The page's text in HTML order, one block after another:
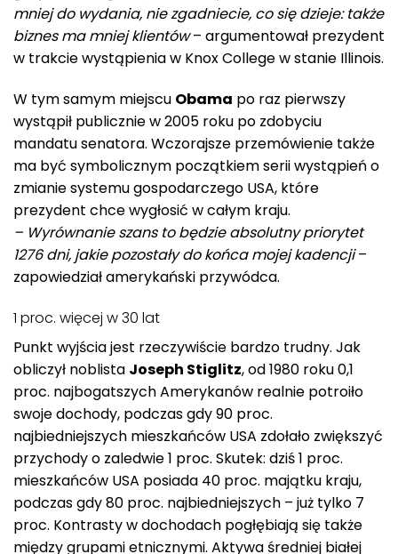
mniej do wydania, nie zgadniecie, co się dzieje: także
biznes ma mniej klientów– argumentował prezydent
w trakcie wystąpienia w Knox College w stanie Illinois.
W tym samym miejscu Obama po raz pierwszy
wystąpił publicznie w 2005 roku po zdobyciu
mandatu senatora. Wczorajsze przemówienie także
ma być symbolicznym początkiem serii wystąpień o
zmianie systemu gospodarczego USA, które
prezydent chce wygłosić w całym kraju.
– Wyrównanie szans to będzie absolutny priorytet
1276 dni, jakie pozostały do końca mojej kadencji–
zapowiedział amerykański przywódca.
1 proc. więcej w 30 lat
Punkt wyjścia jest rzeczywiście bardzo trudny. Jak
obliczył noblista Joseph Stiglitz, od 1980 roku 0,1
proc. najbogatszych Amerykanów realnie potroiło
swoje dochody, podczas gdy 90 proc.
najbiedniejszych mieszkańców USA zdołało zwiększyć
przychody o zaledwie 1 proc. Skutek: dziś 1 proc.
mieszkańców USA posiada 40 proc. majątku kraju,
podczas gdy 80 proc. najbiedniejszych – już tylko 7
proc. Kontrasty w dochodach pogłębiają się także
między grupami etnicznymi. Aktywa średniej białej